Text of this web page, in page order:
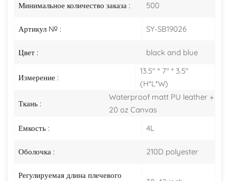
Минимальное количество заказа : 500
Артикул № : SY-SB19026
Цвет : black and blue
Измерение :
13.5" * 7" * 3.5"
(H*L*W)
Ткань :
Waterproof matt PU leather +
20 oz Canvas
Емкость :
4L
Оболочка : 210D polyester
Регулируемая длина плечевого